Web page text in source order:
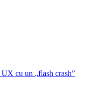
UX cu un „flash crash”